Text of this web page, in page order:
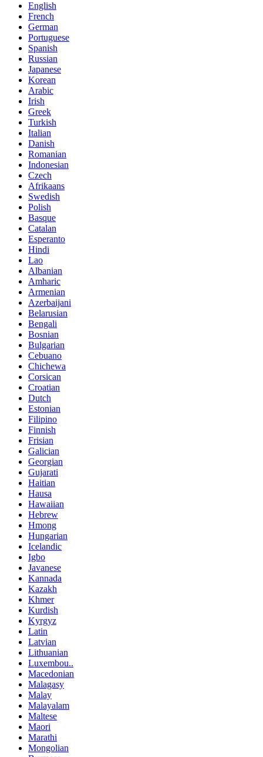
English
French
German
Portuguese
Spanish
Russian
Japanese
Korean
Arabic
Irish
Greek
Turkish
Italian
Danish
Romanian
Indonesian
Czech
Afrikaans
Swedish
Polish
Basque
Catalan
Esperanto
Hindi
Lao
Albanian
Amharic
Armenian
Azerbaijani
Belarusian
Bengali
Bosnian
Bulgarian
Cebuano
Chichewa
Corsican
Croatian
Dutch
Estonian
Filipino
Finnish
Frisian
Galician
Georgian
Gujarati
Haitian
Hausa
Hawaiian
Hebrew
Hmong
Hungarian
Icelandic
Igbo
Javanese
Kannada
Kazakh
Khmer
Kurdish
Kyrgyz
Latin
Latvian
Lithuanian
Luxembou..
Macedonian
Malagasy
Malay
Malayalam
Maltese
Maori
Marathi
Mongolian